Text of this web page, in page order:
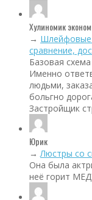
Хулиномик
→ Шлейфовые
сравнение,
Базовая
Именно
людьми,
больгно
Застройщик
Юрик
→ Люстры со
Она была
неё горит